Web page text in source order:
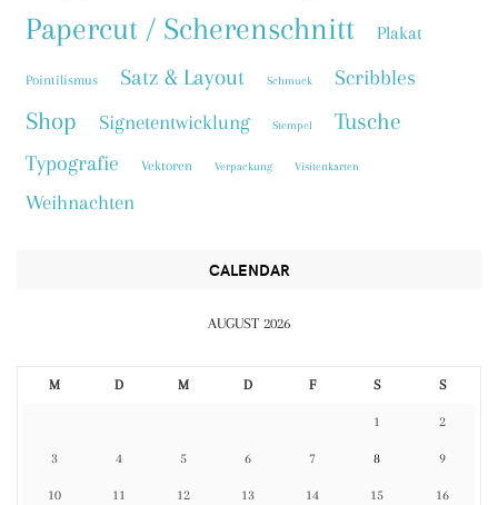
Papercut / Scherenschnitt Plakat
Pointilismus Satz & Layout Schmuck Scribbles
Shop Signetentwicklung Stempel Tusche
Typografie Vektoren Verpackung Visitenkarten
Weihnachten
CALENDAR
AUGUST 2026
M D M D F S S
1 2
3 4 5 6 7 8 9
10 11 12 13 14 15 16